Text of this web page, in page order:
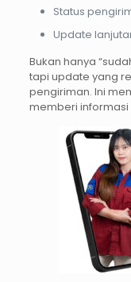
Status
Update
Bukan hanya
tapi update yang
pengiriman. Ini
memberi